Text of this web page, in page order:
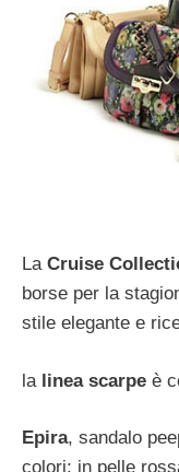
La Cruise
borse per la
stile elegante e
la linea scarpe è
Epira, sandalo
colori: in pelle